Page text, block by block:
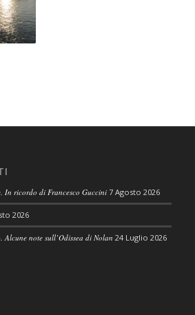
In ricordo di Francesco Guccini 7 Agosto 2026
2026
Alcune note sull’Odissea di Nolan 24 Luglio 2026